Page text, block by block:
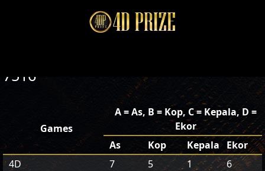
7516
Games
A = As, B = Kop, C = Kepala, D =
Ekor
As
Kop Kepala
Ekor
4D
7 5 1
6